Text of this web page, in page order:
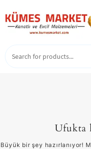
to
content
Ufukta
Büyük bir şey hazırlanıyor!